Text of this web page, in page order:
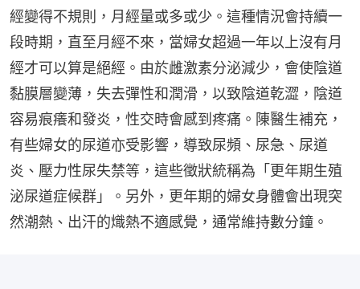
經變得不規則，月經量或多或少。這種情況會持續一
段時期，直至月經不來，當婦女超過一年以上沒有月
經才可以算是絕經。由於雌激素分泌減少，會使陰道
黏膜層變薄，失去彈性和潤滑，以致陰道乾澀，陰道
容易痕癢和發炎，性交時會感到疼痛。陳醫生補充，
有些婦女的尿道亦受影響，導致尿頻、尿急、尿道
炎、壓力性尿失禁等，這些徵狀統稱為「更年期生殖
泌尿道症候群」。另外，更年期的婦女身體會出現突
然潮熱、出汗的熾熱不適感覺，通常維持數分鐘。